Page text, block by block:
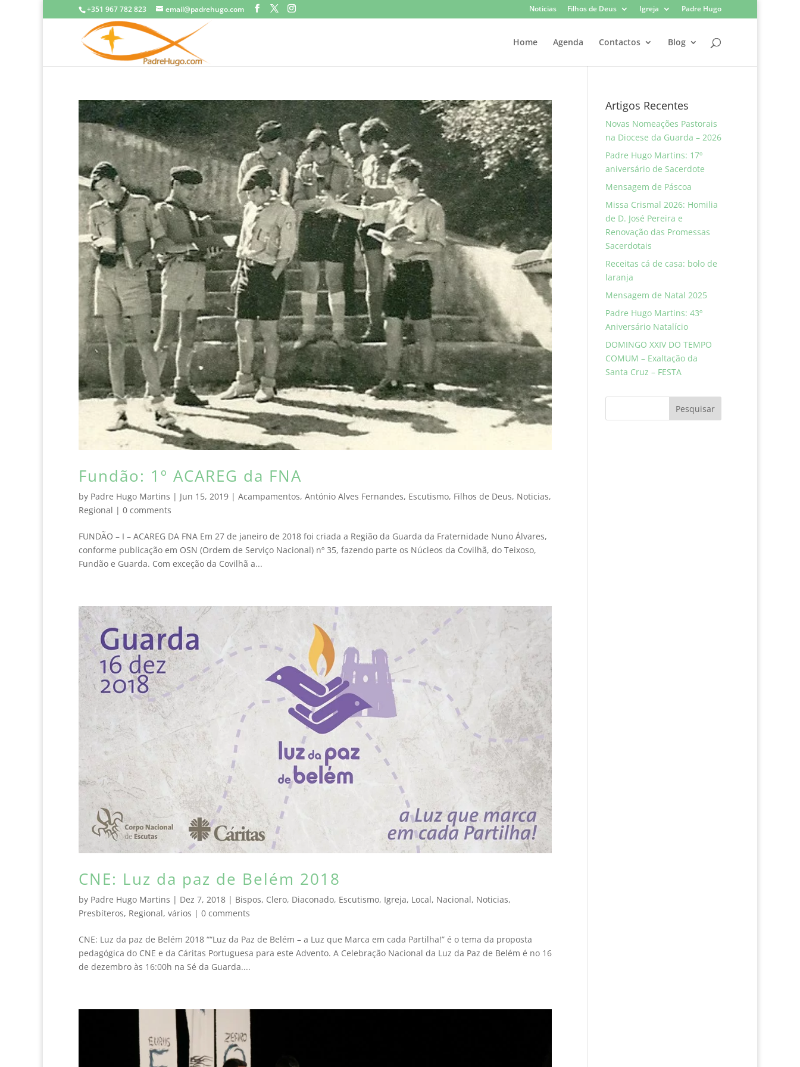
+351 967 782 823 email@padrehugo.com Noticias Filhos de Deus Igreja Padre Hugo
Home Agenda Contactos Blog
Fundão: 1º ACAREG da FNA
by Padre Hugo Martins | Jun 15, 2019 | Acampamentos, António Alves Fernandes, Escutismo, Filhos de Deus, Noticias,
Regional | 0 comments
FUNDÃO – I – ACAREG DA FNA Em 27 de janeiro de 2018 foi criada a Região da Guarda da Fraternidade Nuno Álvares,
conforme publicação em OSN (Ordem de Serviço Nacional) nº 35, fazendo parte os Núcleos da Covilhã, do Teixoso,
Fundão e Guarda. Com exceção da Covilhã a...
CNE: Luz da paz de Belém 2018
by Padre Hugo Martins | Dez 7, 2018 | Bispos, Clero, Diaconado, Escutismo, Igreja, Local, Nacional, Noticias,
Presbíteros, Regional, vários | 0 comments
CNE: Luz da paz de Belém 2018 ““Luz da Paz de Belém – a Luz que Marca em cada Partilha!” é o tema da proposta
pedagógica do CNE e da Cáritas Portuguesa para este Advento. A Celebração Nacional da Luz da Paz de Belém é no 16
de dezembro às 16:00h na Sé da Guarda....
Artigos Recentes
Novas Nomeações Pastorais
na Diocese da Guarda – 2026
Padre Hugo Martins: 17º
aniversário de Sacerdote
Mensagem de Páscoa
Missa Crismal 2026: Homilia
de D. José Pereira e
Renovação das Promessas
Sacerdotais
Receitas cá de casa: bolo de
laranja
Mensagem de Natal 2025
Padre Hugo Martins: 43º
Aniversário Natalício
DOMINGO XXIV DO TEMPO
COMUM – Exaltação da
Santa Cruz – FESTA
Pesquisar